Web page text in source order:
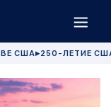
США▶250-ЛЕТИЕ